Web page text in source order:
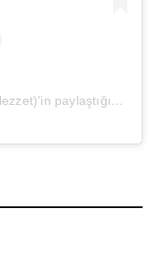
Ayşe ALKAN /ANTALYA (@birkaselezzet)'in paylaştığı bir gönderi